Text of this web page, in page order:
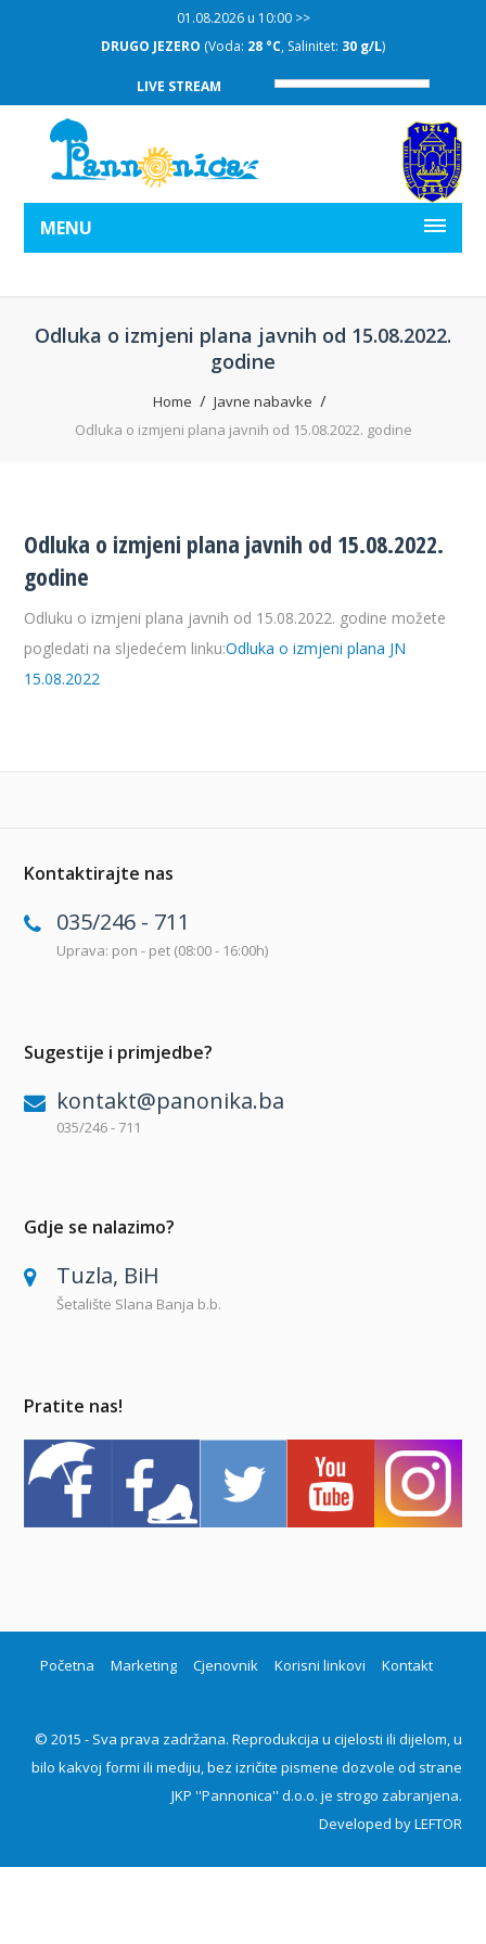
01.08.2026 u 10:00 >>
DRUGO JEZERO (Voda: 28 °C, Salinitet: 30 g/L)
LIVE STREAM
MENU
Odluka o izmjeni plana javnih od 15.08.2022.
godine
Home
Javne nabavke
Odluka o izmjeni plana javnih od 15.08.2022. godine
Odluka o izmjeni plana javnih od 15.08.2022.
godine
Odluku o izmjeni plana javnih od 15.08.2022. godine možete
pogledati na sljedećem linku:Odluka o izmjeni plana JN
15.08.2022
Kontaktirajte nas
035/246 - 711
Uprava: pon - pet (08:00 - 16:00h)
Sugestije i primjedbe?
kontakt@panonika.ba
035/246 - 711
Gdje se nalazimo?
Tuzla, BiH
Šetalište Slana Banja b.b.
Pratite nas!
Početna Marketing Cjenovnik Korisni linkovi Kontakt
© 2015 - Sva prava zadržana. Reprodukcija u cijelosti ili dijelom, u
bilo kakvoj formi ili mediju, bez izričite pismene dozvole od strane
JKP ''Pannonica'' d.o.o. je strogo zabranjena.
Developed byLEFTOR